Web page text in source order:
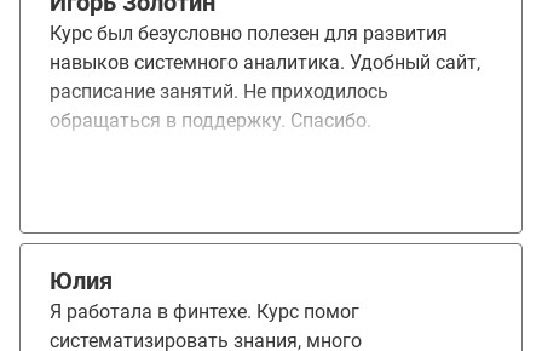
аспектах, в частности в работе с API и
архитектурой приложений.
Курс был безусловно полезен для развития
навыков системного аналитика. Удобный сайт,
расписание занятий. Не приходилось
обращаться в поддержку. Спасибо.
Юлия
Я работала в финтехе. Курс помог
систематизировать знания, много